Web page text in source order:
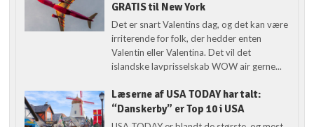
GRATIS til New York
Det er snart Valentins dag, og det kan være
irriterende for folk, der hedder enten
Valentin eller Valentina. Det vil det
islandske lavprisselskab WOW air gerne...
Læserne af USA TODAY har talt:
“Danskerby” er Top 10 i USA